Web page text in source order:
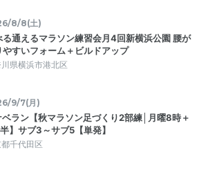
8/8(土)
る通えるマラソン練習会月4回新横浜公園 腰が
やすいフォーム＋ビルドアップ
県横浜市港北区
9/7(月)
ラン【秋マラソン足づくり2部練│月曜8時＋
】サブ3～サブ5【単発】
千代田区